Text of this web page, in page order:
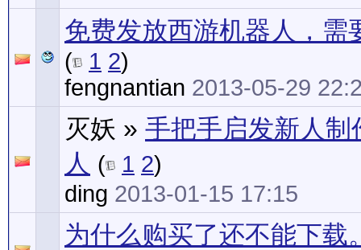
免费发放西游机器人，需
( 1 2)
fengnantian 2013-05-29
灭妖 » 手把手启发新人
人 ( 1 2)
ding 2013-01-15 17:15
为什么购买了还不能下载